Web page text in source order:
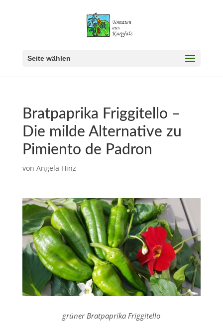
Seite wählen
Bratpaprika Friggitello –
Die milde Alternative zu
Pimiento de Padron
von Angela Hinz
grüner Bratpaprika Friggitello